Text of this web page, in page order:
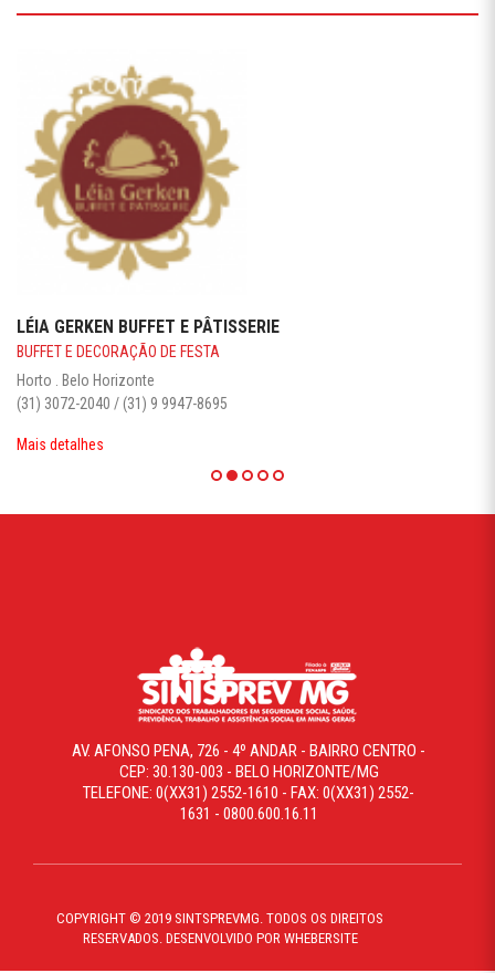
LÉIA GERKEN BUFFET E PÂTISSERIE
BUFFET E DECORAÇÃO DE FESTA
Horto . Belo Horizonte
(31) 3072-2040 / (31) 9 9947-8695
Mais detalhes
AV. AFONSO PENA, 726 - 4º ANDAR - BAIRRO CENTRO -
CEP: 30.130-003 - BELO HORIZONTE/MG
TELEFONE: 0(XX31) 2552-1610 - FAX: 0(XX31) 2552-
1631 - 0800.600.16.11
COPYRIGHT © 2019 SINTSPREVMG. TODOS OS DIREITOS
RESERVADOS. DESENVOLVIDO POR WHEBERSITE